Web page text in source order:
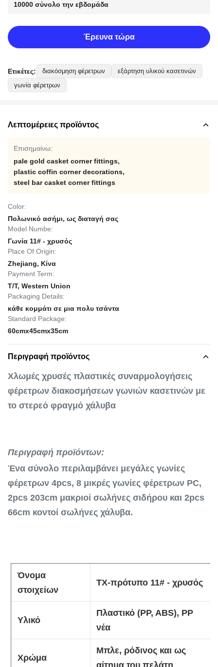
10000 σύνολο την εβδομάδα
Έρευνα τώρα
Ετικέτες: διακόσμηση φέρετρων
εξάρτηση υλικού κασετινών
γωνία φέρετρων
Λεπτομέρειες προϊόντος
Επισημαίνω:
pale gold casket corner fittings,
plastic coffin corner decorations,
steel bar casket corner fittings
Color:
Πολωνικό ασήμι, ως διαταγή σας
Model Numbe:
Γωνία 11# - χρυσός
Place Of Origin:
Zhejiang, Κίνα
Payment Term:
T/T, Western Union
Packaging Details:
κάθε κομμάτι σε μια πολυ τσάντα
Standard Package:
60cmx45cmx35cm
Περιγραφή προϊόντος
Χλωμές χρυσές πλαστικές συναρμολογήσεις
φέρετρων διακοσμήσεων γωνιών κασετινών με
το στερεό φραγμό χάλυβα
Περιγραφή προϊόντων:
Ένα σύνολο περιλαμβάνει μεγάλες γωνίες
φέρετρων 4pcs, 8 μικρές γωνίες φέρετρων PC,
2pcs 203cm μακριοί σωλήνες σιδήρου και 2pcs
66cm κοντοί σωλήνες χάλυβα.
Όνομα
στοιχείων
TX-πρότυπο 11# - χρυσός
Υλικό
Πλαστικό (PP, ABS), PP
νέα
Χρώμα
Μπλε, ρόδινος και ως
αίτημα του πελάτη